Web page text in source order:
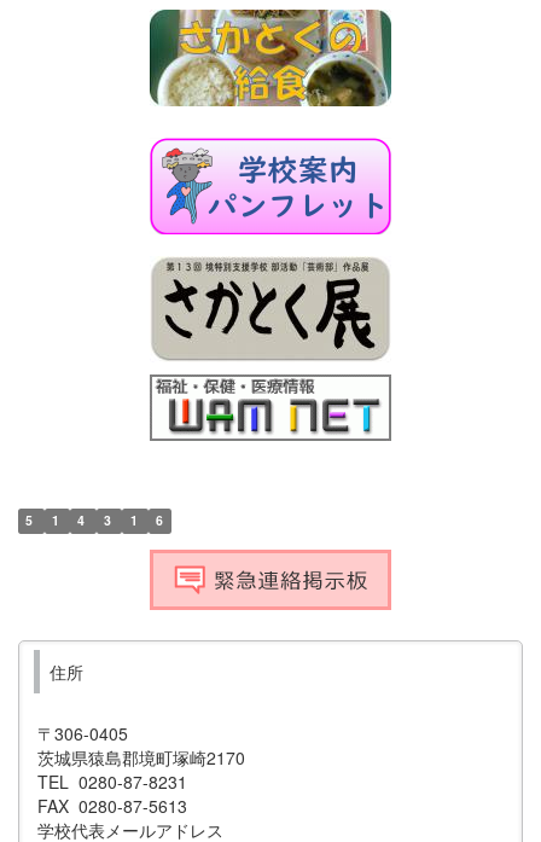
5 1 4 3 1 6
住所
〒306-0405
茨城県猿島郡境町塚崎2170
TEL 0280-87-8231
FAX 0280-87-5613
学校代表メールアドレス